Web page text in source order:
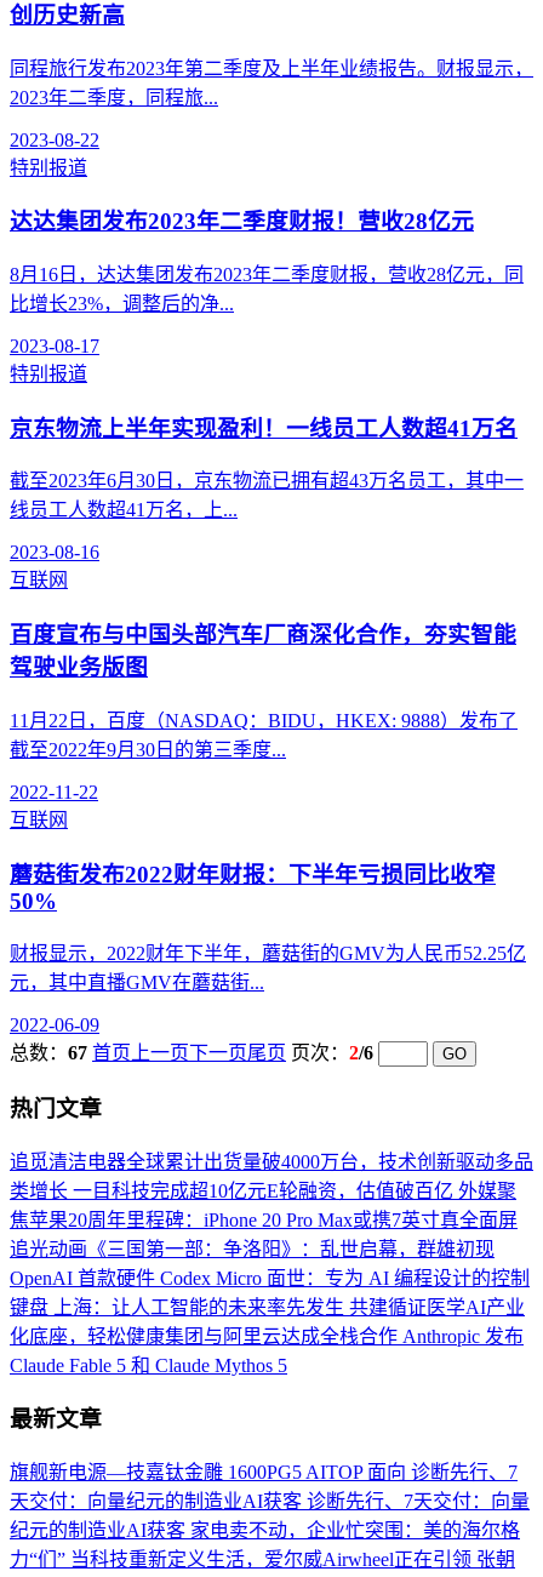
创历史新高
同程旅行发布2023年第二季度及上半年业绩报告。财报显示，
2023年二季度，同程旅...
2023-08-22
特别报道
达达集团发布2023年二季度财报！营收28亿元
8月16日，达达集团发布2023年二季度财报，营收28亿元，同
比增长23%，调整后的净...
2023-08-17
特别报道
京东物流上半年实现盈利！一线员工人数超41万名
截至2023年6月30日，京东物流已拥有超43万名员工，其中一
线员工人数超41万名，上...
2023-08-16
互联网
百度宣布与中国头部汽车厂商深化合作，夯实智能
驾驶业务版图
11月22日，百度（NASDAQ：BIDU，HKEX: 9888）发布了
截至2022年9月30日的第三季度...
2022-11-22
互联网
蘑菇街发布2022财年财报：下半年亏损同比收窄
50%
财报显示，2022财年下半年，蘑菇街的GMV为人民币52.25亿
元，其中直播GMV在蘑菇街...
2022-06-09
总数： 67 首页 上一页下一页尾页 页次： 2/6
热门文章
追觅清洁电器全球累计出货量破4000万台，技术创新驱动多品
类增长 一目科技完成超10亿元E轮融资，估值破百亿 外媒聚
焦苹果20周年里程碑：iPhone 20 Pro Max或携7英寸真全面屏
追光动画《三国第一部：争洛阳》：乱世启幕，群雄初现
OpenAI 首款硬件 Codex Micro 面世：专为 AI 编程设计的控制
键盘
上海：让人工智能的未来率先发生 共建循证医学AI产业
化底座，轻松健康集团与阿里云达成全栈合作 Anthropic 发布
Claude Fable 5 和 Claude Mythos 5
最新文章
旗舰新电源—技嘉钛金雕 1600PG5 AITOP 面向 诊断先行、7
天交付：向量纪元的制造业AI获客 诊断先行、7天交付：向量
纪元的制造业AI获客 家电卖不动，企业忙突围：美的海尔格
力“们” 当科技重新定义生活，爱尔威Airwheel正在引领 张朝